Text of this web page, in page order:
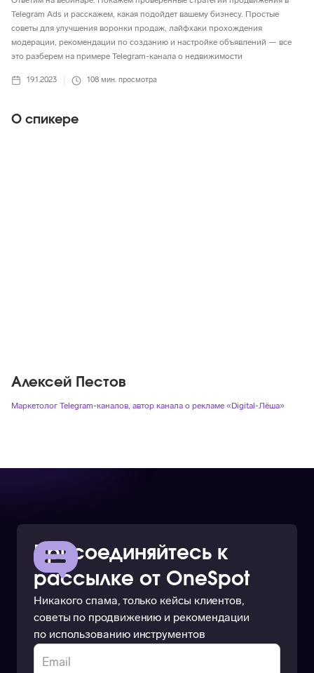
Telegram Ads и расскажем, какая подойдет вашему бизнесу. Простые
советы для улучшения воронки продаж, лайфхаки прохождения
модерации, рекомендации по созданию и настройке объявлений — все
это разберем на примере Telegram-канала о недвижимости
19.1.2023 108 мин. просмотра
О спикере
Алексей Пестов
Маркетолог Telegram-каналов, автор канала о рекламе «Digital-Лёша»
Присоединяйтесь к
рассылке от OneSpot
Никакого спама, только кейсы клиентов,
советы по продвижению и рекомендации
по использованию инструментов